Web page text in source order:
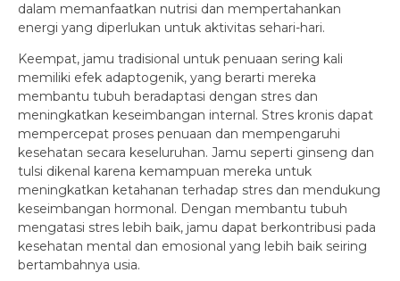
dalam memanfaatkan nutrisi dan mempertahankan
energi yang diperlukan untuk aktivitas sehari-hari.
Keempat, jamu tradisional untuk penuaan sering kali
memiliki efek adaptogenik, yang berarti mereka
membantu tubuh beradaptasi dengan stres dan
meningkatkan keseimbangan internal. Stres kronis dapat
mempercepat proses penuaan dan mempengaruhi
kesehatan secara keseluruhan. Jamu seperti ginseng dan
tulsi dikenal karena kemampuan mereka untuk
meningkatkan ketahanan terhadap stres dan mendukung
keseimbangan hormonal. Dengan membantu tubuh
mengatasi stres lebih baik, jamu dapat berkontribusi pada
kesehatan mental dan emosional yang lebih baik seiring
bertambahnya usia.